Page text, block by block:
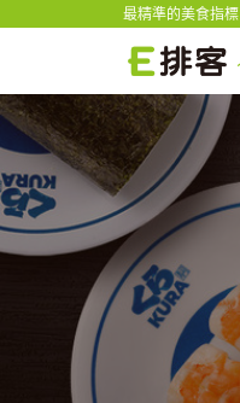
最精準的美食指標